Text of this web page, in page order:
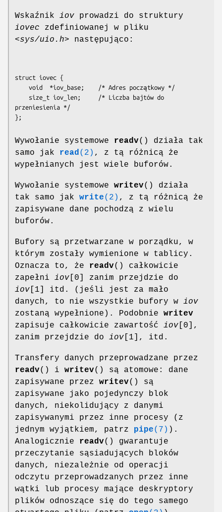
Wskaźnik iov prowadzi do struktury
iovec zdefiniowanej w pliku
<sys/uio.h> następująco:
struct iovec {
przeniesienia */
};
Wywołanie systemowe readv() działa tak
samo jak read (2) , z tą różnicą że
wypełnianych jest wiele buforów.
Wywołanie systemowe writev() działa
tak samo jak write(2) , z tą różnicą że
zapisywane dane pochodzą z wielu
buforów.
Bufory są przetwarzane w porządku, w
którym zostały wymienione w tablicy.
Oznacza to, że readv() całkowicie
zapełni iov [0] zanim przejdzie do
iov [1] itd. (jeśli jest za mało
danych, to nie wszystkie bufory w iov
zostaną wypełnione). Podobnie writev
zapisuje całkowicie zawartość iov [0],
zanim przejdzie do iov [1], itd.
Transfery danych przeprowadzane przez
readv() i writev() są atomowe: dane
zapisywane przez writev() są
zapisywane jako pojedynczy blok
danych, niekolidujący z danymi
zapisywanymi przez inne procesy (z
jednym wyjątkiem, patrz pipe(7) ).
Analogicznie readv() gwarantuje
przeczytanie sąsiadujących bloków
danych, niezależnie od operacji
odczytu przeprowadzanych przez inne
wątki lub procesy mające deskryptory
plików odnoszące się do tego samego